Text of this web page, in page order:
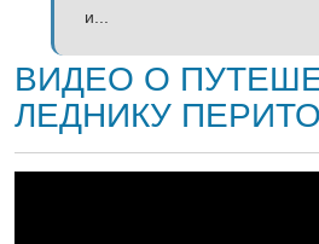
и...
ВИДЕО О
ЛЕДНИКУ